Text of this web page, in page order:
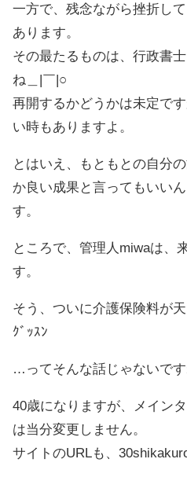
一方で、残念ながら挫折し
あります。
その最たるものは、行政書
ね＿|￣|○
再開するかどうかは未定で
い時もありますよ。
とはいえ、もともとの自分
か良い成果と言ってもいい
す。
ところで、管理人miwaは、
す。
そう、ついに介護保険料が
ｸﾞｯｽﾝ
…ってそんな話じゃないです
40歳になりますが、メインタ
は当分変更しません。
サイトのURLも、